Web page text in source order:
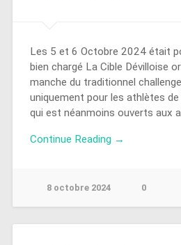
Les 5 et 6 Octobre 2024 était
bien chargé La Cible Dévilloise
manche du traditionnel
uniquement pour les athlètes
qui est néanmoins ouverts aux
Continue Reading →
8 octobre 2024 0